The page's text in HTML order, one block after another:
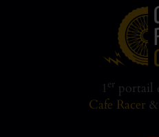
1 er portail
Cafe Racer &